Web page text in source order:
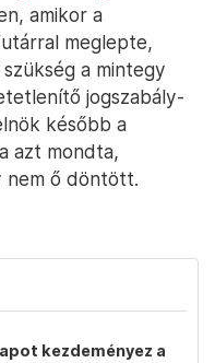
amikor a
meglepte,
a mintegy
jogszabály-
később a
azt mondta,
nem ő döntött.
kezdeményez a